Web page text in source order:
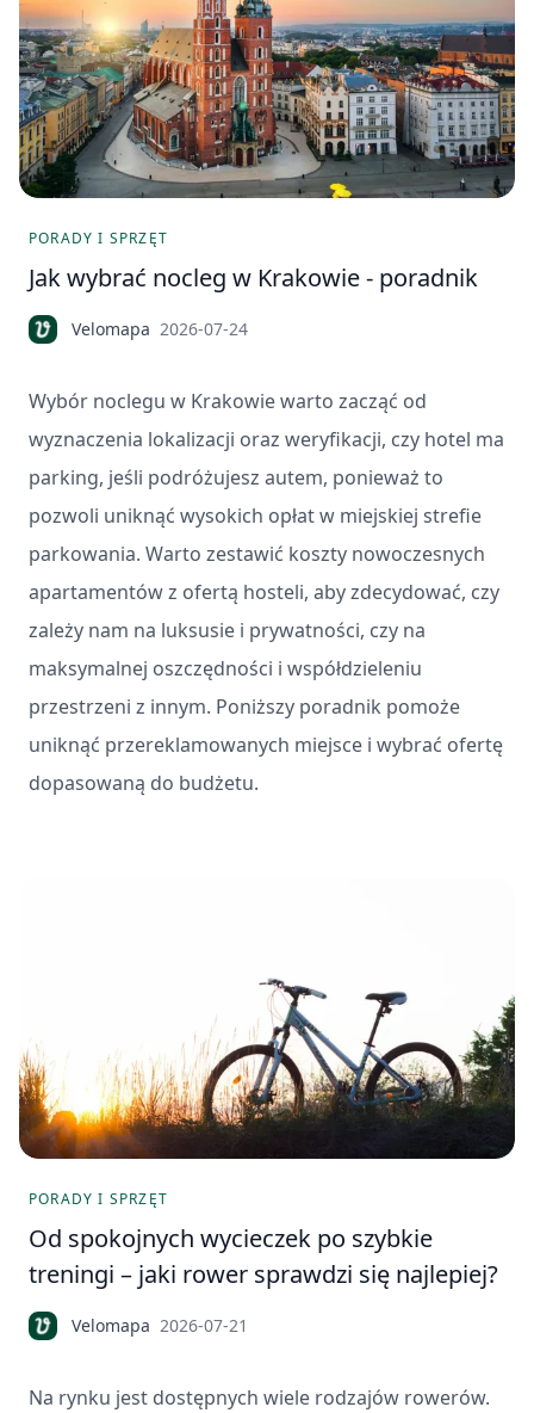
PORADY I SPRZĘT
Jak wybrać nocleg w Krakowie - poradnik
Velomapa 2026-07-24
Wybór noclegu w Krakowie warto zacząć od
wyznaczenia lokalizacji oraz weryfikacji, czy hotel ma
parking, jeśli podróżujesz autem, ponieważ to
pozwoli uniknąć wysokich opłat w miejskiej strefie
parkowania. Warto zestawić koszty nowoczesnych
apartamentów z ofertą hosteli, aby zdecydować, czy
zależy nam na luksusie i prywatności, czy na
maksymalnej oszczędności i współdzieleniu
przestrzeni z innym. Poniższy poradnik pomoże
uniknąć przereklamowanych miejsce i wybrać ofertę
dopasowaną do budżetu.
PORADY I SPRZĘT
Od spokojnych wycieczek po szybkie
treningi – jaki rower sprawdzi się najlepiej?
Velomapa 2026-07-21
Na rynku jest dostępnych wiele rodzajów rowerów.